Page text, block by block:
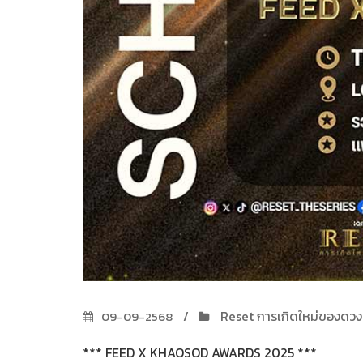
09-09-2568
Reset การเกิดใหม่ของดว
*** FEED X KHAOSOD AWARDS 2025 ***